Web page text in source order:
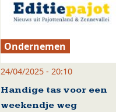
Ondernemen
24/04/2025 - 20:10
Handige tas voor een
weekendje weg